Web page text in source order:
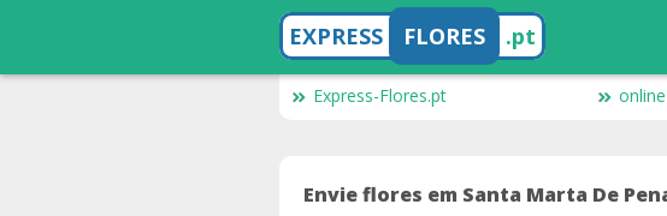
EXPRESS FLORES .pt
Express-Flores.pt
Envie flores em Santa Marta De